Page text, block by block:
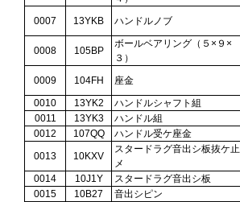
0007 13YKB ハンドルノブ
0008 105BP
ボールベアリング（５×９×
３）
0009 104FH 座金
0010
13YK2 ハンドルシャフト組
0011
13YK3 ハンドル組
0012
107QQ ハンドル受ケ座金
0013
10KXV
スタードラグ音出シ板抜ケ止
メ
0014
10J1Y スタードラグ音出シ板
0015
10B27 音出シピン